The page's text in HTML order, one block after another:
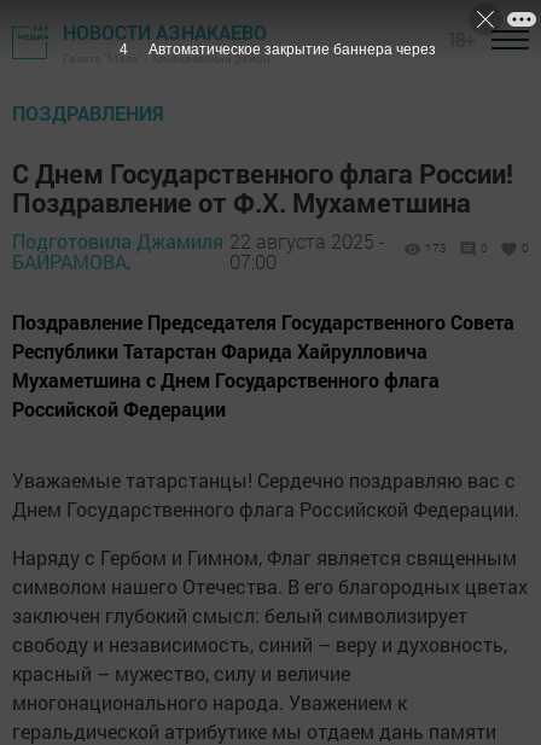
НОВОСТИ АЗНАКАЕВО
Газета "Маяк" - Азнакаевский район
ПОЗДРАВЛЕНИЯ
С Днем Государственного флага России!
Поздравление от Ф.Х. Мухаметшина
Подготовила Джамиля
БАЙРАМОВА,
22 августа 2025 -
07:00
173 0 0
Поздравление Председателя Государственного Совета
Республики Татарстан Фарида Хайрулловича
Мухаметшина с Днем Государственного флага
Российской Федерации
Уважаемые татарстанцы! Сердечно поздравляю вас с
Днем Государственного флага Российской Федерации.
Наряду с Гербом и Гимном, Флаг является священным
символом нашего Отечества. В его благородных цветах
заключен глубокий смысл: белый символизирует
свободу и независимость, синий – веру и духовность,
красный – мужество, силу и величие
многонационального народа. Уважением к
геральдической атрибутике мы отдаем дань памяти
3 Автоматическое закрытие баннера через